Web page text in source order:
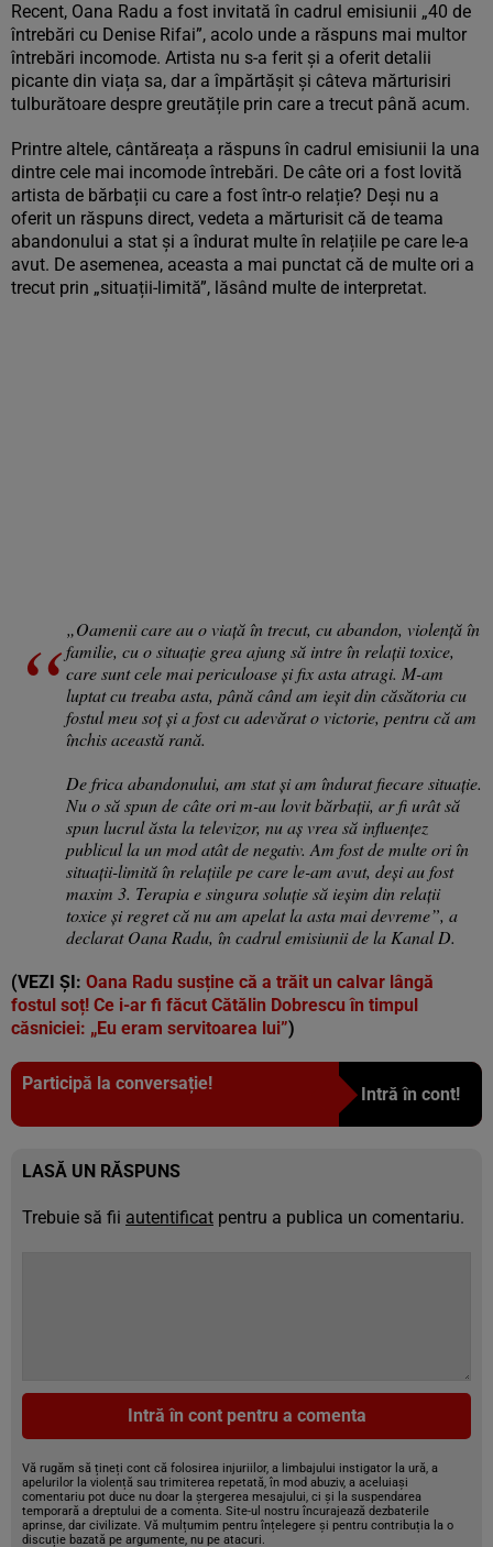
Recent, Oana Radu a fost invitată în cadrul emisiunii „40 de
întrebări cu Denise Rifai”, acolo unde a răspuns mai multor
întrebări incomode. Artista nu s-a ferit și a oferit detalii
picante din viața sa, dar a împărtășit și câteva mărturisiri
tulburătoare despre greutățile prin care a trecut până acum.
Printre altele, cântăreața a răspuns în cadrul emisiunii la una
dintre cele mai incomode întrebări. De câte ori a fost lovită
artista de bărbații cu care a fost într-o relație? Deși nu a
oferit un răspuns direct, vedeta a mărturisit că de teama
abandonului a stat și a îndurat multe în relațiile pe care le-a
avut. De asemenea, aceasta a mai punctat că de multe ori a
trecut prin „situații-limită”, lăsând multe de interpretat.
„Oamenii care au o viață în trecut, cu abandon, violență în
familie, cu o situație grea ajung să intre în relații toxice,
care sunt cele mai periculoase și fix asta atragi. M-am
luptat cu treaba asta, până când am ieșit din căsătoria cu
fostul meu soț și a fost cu adevărat o victorie, pentru că am
închis această rană.
De frica abandonului, am stat și am îndurat fiecare situație.
Nu o să spun de câte ori m-au lovit bărbații, ar fi urât să
spun lucrul ăsta la televizor, nu aș vrea să influențez
publicul la un mod atât de negativ. Am fost de multe ori în
situații-limită în relațiile pe care le-am avut, deși au fost
maxim 3. Terapia e singura soluție să ieșim din relații
toxice și regret că nu am apelat la asta mai devreme”, a
declarat Oana Radu, în cadrul emisiunii de la Kanal D.
(VEZI ȘI: Oana Radu susține că a trăit un calvar lângă
fostul soț! Ce i-ar fi făcut Cătălin Dobrescu în timpul
căsniciei: „Eu eram servitoarea lui”)
Participă la conversație!
Intră în cont!
LASĂ UN RĂSPUNS
Trebuie să fii autentificat pentru a publica un comentariu.
Intră în cont pentru a comenta
Vă rugăm să țineți cont că folosirea injuriilor, a limbajului instigator la ură, a
apelurilor la violență sau trimiterea repetată, în mod abuziv, a aceluiași
comentariu pot duce nu doar la ștergerea mesajului, ci și la suspendarea
temporară a dreptului de a comenta. Site-ul nostru încurajează dezbaterile
aprinse, dar civilizate. Vă mulțumim pentru înțelegere și pentru contribuția la o
discuție bazată pe argumente, nu pe atacuri.